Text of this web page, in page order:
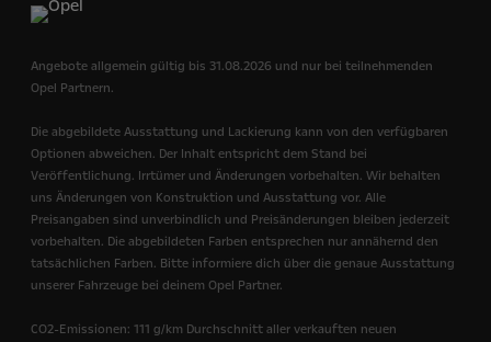
Angebote allgemein gültig bis 31.08.2026 und nur bei teilnehmenden
Opel Partnern.
Die abgebildete Ausstattung und Lackierung kann von den verfügbaren
Optionen abweichen. Der Inhalt entspricht dem Stand bei
Veröffentlichung. Irrtümer und Änderungen vorbehalten. Wir behalten
uns Änderungen von Konstruktion und Ausstattung vor. Alle
Preisangaben sind unverbindlich und Preisänderungen bleiben jederzeit
vorbehalten. Die abgebildeten Farben entsprechen nur annähernd den
tatsächlichen Farben. Bitte informiere dich über die genaue Ausstattung
unserer Fahrzeuge bei deinem Opel Partner.
CO2-Emissionen: 111 g/km Durchschnitt aller verkauften neuen